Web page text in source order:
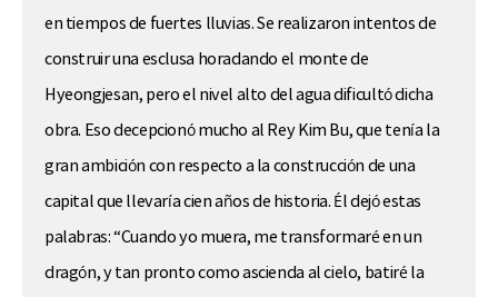
en tiempos de fuertes lluvias. Se realizaron intentos de
construir una esclusa horadando el monte de
Hyeongjesan, pero el nivel alto del agua dificultó dicha
obra. Eso decepcionó mucho al Rey Kim Bu, que tenía la
gran ambición con respecto a la construcción de una
capital que llevaría cien años de historia. Él dejó estas
palabras: “Cuando yo muera, me transformaré en un
dragón, y tan pronto como ascienda al cielo, batiré la